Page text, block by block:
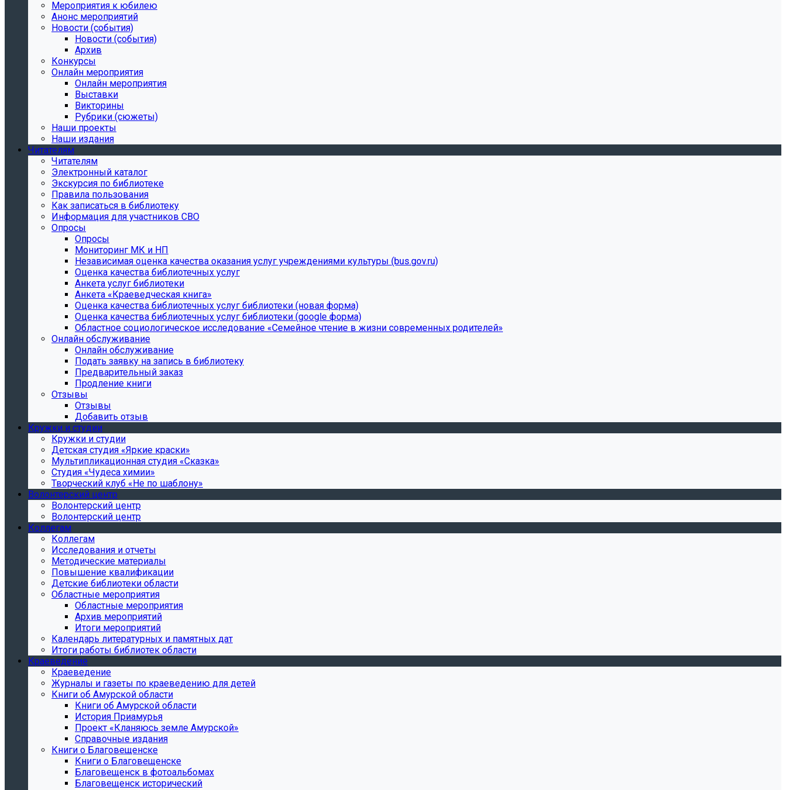
Мероприятия к юбилею
Анонс мероприятий
Новости (события)
Новости (события)
Архив
Конкурсы
Онлайн мероприятия
Онлайн мероприятия
Выставки
Викторины
Рубрики (сюжеты)
Наши проекты
Наши издания
Читателям
Читателям
Электронный каталог
Экскурсия по библиотеке
Правила пользования
Как записаться в библиотеку
Информация для участников СВО
Опросы
Опросы
Мониторинг МК и НП
Независимая оценка качества оказания услуг учреждениями культуры (bus.gov.ru)
Оценка качества библиотечных услуг
Анкета услуг библиотеки
Анкета «Краеведческая книга»
Oценка качества библиотечных услуг библиотеки (новая форма)
Oценка качества библиотечных услуг библиотеки (google форма)
Областное социологическое исследование «Семейное чтение в жизни современных родителей»
Онлайн обслуживание
Онлайн обслуживание
Подать заявку на запись в библиотеку
Предварительный заказ
Продление книги
Отзывы
Отзывы
Добавить отзыв
Кружки и студии
Кружки и студии
Детская студия «Яркие краски»
Мультипликационная студия «Сказка»
Студия «Чудеса химии»
Творческий клуб «Не по шаблону»
Волонтерский центр
Волонтерский центр
Волонтерский центр
Коллегам
Коллегам
Исследования и отчеты
Методические материалы
Повышение квалификации
Детские библиотеки области
Областные мероприятия
Областные мероприятия
Архив мероприятий
Итоги мероприятий
Календарь литературных и памятных дат
Итоги работы библиотек области
Краеведение
Краеведение
Журналы и газеты по краеведению для детей
Книги об Амурской области
Книги об Амурской области
История Приамурья
Проект «Кланяюсь земле Амурской»
Справочные издания
Книги о Благовещенске
Книги о Благовещенске
Благовещенск в фотоальбомах
Благовещенск исторический